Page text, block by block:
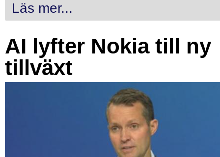
Läs mer...
AI lyfter Nokia till ny
tillväxt